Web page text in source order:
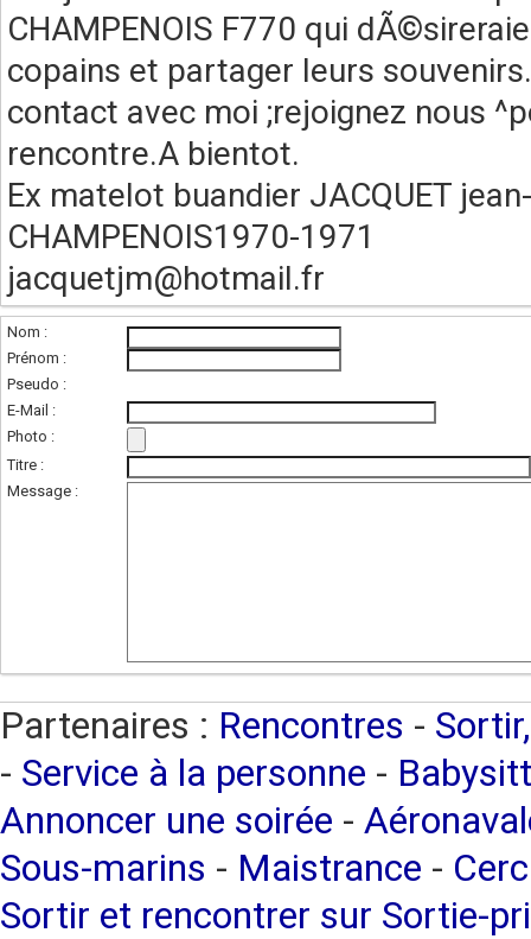
CHAMPENOIS F770 qui
copains et partager leurs
contact avec moi ;rejoignez nous
rencontre.A bientot.
Ex matelot buandier JACQUET
CHAMPENOIS1970-1971
jacquetjm@hotmail.fr
Nom :
Prénom :
Pseudo :
E-Mail :
Photo :
Titre :
Message :
Partenaires : Rencontres -
- Service à la personne -
Annoncer une soirée -
Sous-marins - Maistrance -
Sortir et rencontrer sur Sortie-